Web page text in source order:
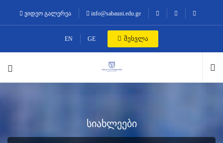
ვიდეო გალერეა info@sabauni.edu.ge
EN GE შესვლა
სიახლეები